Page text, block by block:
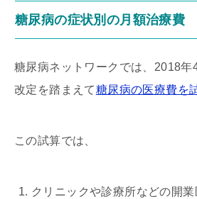
糖尿病の症状別の月額治療費
糖尿病ネットワークでは、2018年
改定を踏まえて糖尿病の医療費を
この試算では、
クリニックや診療所などの開